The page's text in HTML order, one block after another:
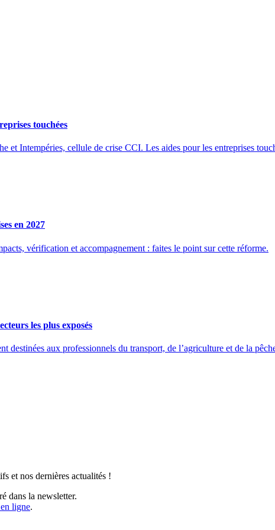
touchées
et Intempéries, cellule de crise CCI. Les aides pour les entreprises
en 2027
vérification et accompagnement : faites le point sur cette réforme.
les plus exposés
destinées aux professionnels du transport, de l’agriculture et de la
et nos dernières actualités !
dans la newsletter.
ligne.